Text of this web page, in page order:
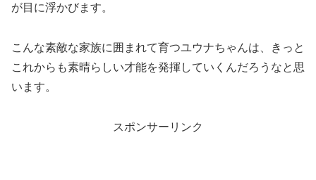
が目に浮かびます。
こんな素敵な家族に囲まれて育つユウナちゃんは、きっと
これからも素晴らしい才能を発揮していくんだろうなと思
います。
スポンサーリンク